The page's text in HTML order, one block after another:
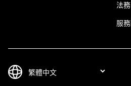
法務
服